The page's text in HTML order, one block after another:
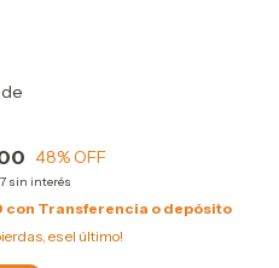
48% OFF
sin interés
con Transferencia o depósito
es el último!